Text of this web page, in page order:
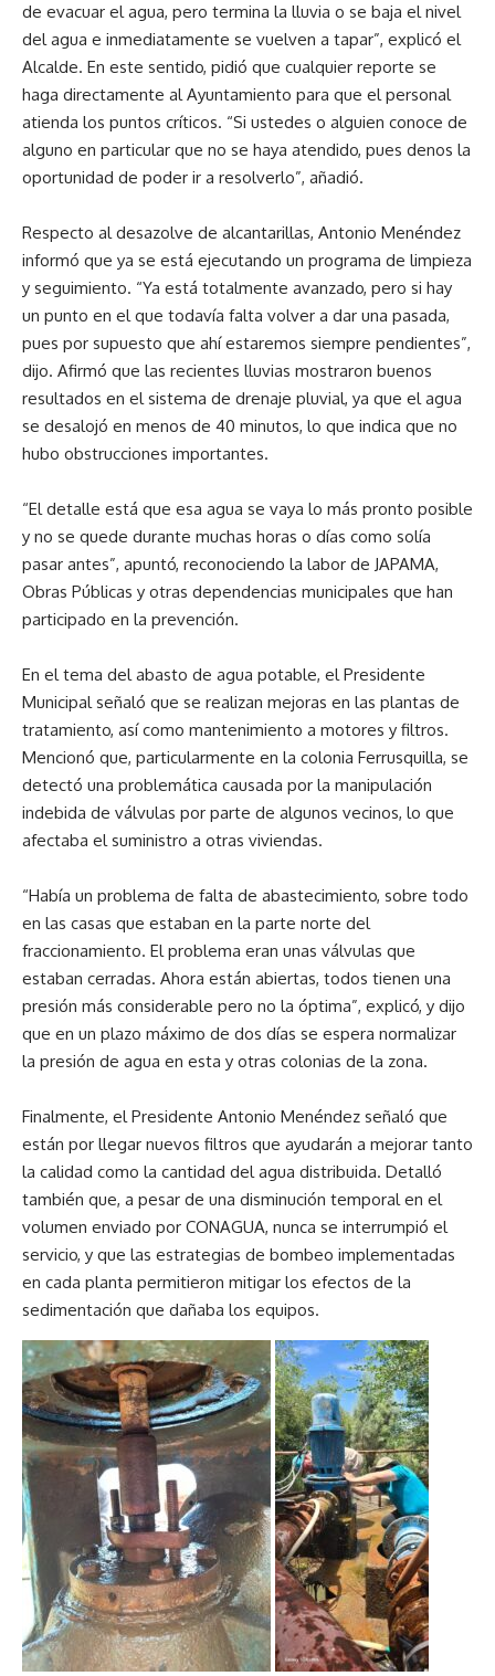
de evacuar el agua, pero termina la lluvia o se baja el nivel
del agua e inmediatamente se vuelven a tapar”, explicó el
Alcalde. En este sentido, pidió que cualquier reporte se
haga directamente al Ayuntamiento para que el personal
atienda los puntos críticos. “Si ustedes o alguien conoce de
alguno en particular que no se haya atendido, pues denos la
oportunidad de poder ir a resolverlo”, añadió.
Respecto al desazolve de alcantarillas, Antonio Menéndez
informó que ya se está ejecutando un programa de limpieza
y seguimiento. “Ya está totalmente avanzado, pero si hay
un punto en el que todavía falta volver a dar una pasada,
pues por supuesto que ahí estaremos siempre pendientes”,
dijo. Afirmó que las recientes lluvias mostraron buenos
resultados en el sistema de drenaje pluvial, ya que el agua
se desalojó en menos de 40 minutos, lo que indica que no
hubo obstrucciones importantes.
“El detalle está que esa agua se vaya lo más pronto posible
y no se quede durante muchas horas o días como solía
pasar antes”, apuntó, reconociendo la labor de JAPAMA,
Obras Públicas y otras dependencias municipales que han
participado en la prevención.
En el tema del abasto de agua potable, el Presidente
Municipal señaló que se realizan mejoras en las plantas de
tratamiento, así como mantenimiento a motores y filtros.
Mencionó que, particularmente en la colonia Ferrusquilla, se
detectó una problemática causada por la manipulación
indebida de válvulas por parte de algunos vecinos, lo que
afectaba el suministro a otras viviendas.
“Había un problema de falta de abastecimiento, sobre todo
en las casas que estaban en la parte norte del
fraccionamiento. El problema eran unas válvulas que
estaban cerradas. Ahora están abiertas, todos tienen una
presión más considerable pero no la óptima”, explicó, y dijo
que en un plazo máximo de dos días se espera normalizar
la presión de agua en esta y otras colonias de la zona.
Finalmente, el Presidente Antonio Menéndez señaló que
están por llegar nuevos filtros que ayudarán a mejorar tanto
la calidad como la cantidad del agua distribuida. Detalló
también que, a pesar de una disminución temporal en el
volumen enviado por CONAGUA, nunca se interrumpió el
servicio, y que las estrategias de bombeo implementadas
en cada planta permitieron mitigar los efectos de la
sedimentación que dañaba los equipos.